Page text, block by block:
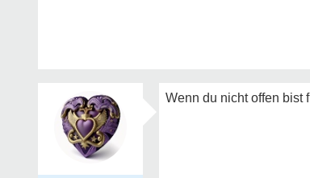
Wenn du nicht offen bist